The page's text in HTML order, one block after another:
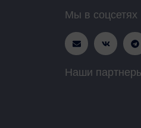
Мы в соцсетях
Наши